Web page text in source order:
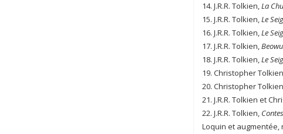
14. J.R.R. Tolkien,La
15. J.R.R. Tolkien,Le
16. J.R.R. Tolkien,Le
17. J.R.R. Tolkien,
18. J.R.R. Tolkien,Le
19. Christopher
20. Christopher
21. J.R.R. Tolkien et
22. J.R.R. Tolkien,
Loquin et augmentée,